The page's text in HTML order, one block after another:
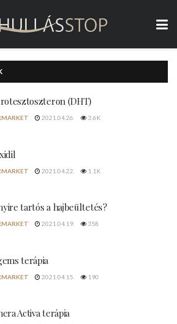
(DHT)
2021.04.26. 3.6K
2021.04.22. 1.1K
tartós a hajbeültetés?
2021.04.19. 358
terápia
2021.04.15. 190
Activa terápia